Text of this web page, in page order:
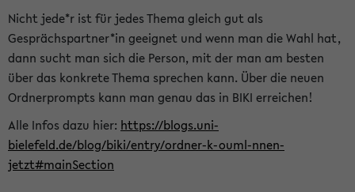
Nicht jede*r ist für jedes Thema gleich gut als
Gesprächspartner*in geeignet und wenn man die Wahl hat,
dann sucht man sich die Person, mit der man am besten
über das konkrete Thema sprechen kann. Über die neuen
Ordnerprompts kann man genau das in BIKI erreichen!
Alle Infos dazu hier: https://blogs.uni-
bielefeld.de/blog/biki/entry/ordner-k-ouml-nnen-
jetzt#mainSection